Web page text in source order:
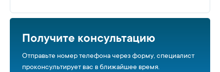
Получите консультацию
Отправьте номер телефона через форму, специалист
проконсультирует вас в ближайшее время.